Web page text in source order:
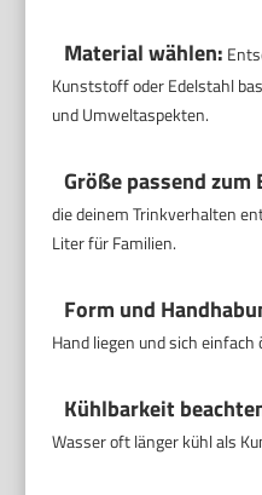
Material wählen:
Kunststoff oder Edelstahl
und Umweltaspekten.
Größe passend zum
die deinem Trinkverhalten
Liter für Familien.
Form und
Hand liegen und sich
Kühlbarkeit
Wasser oft länger kühl als